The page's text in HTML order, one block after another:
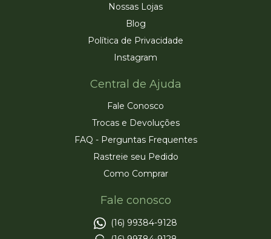
Nossas Lojas
Blog
Política de Privacidade
Instagram
Central de Ajuda
Fale Conosco
Trocas e Devoluções
FAQ - Perguntas Frequentes
Rastreie seu Pedido
Como Comprar
Fale conosco
(16) 99384-9128